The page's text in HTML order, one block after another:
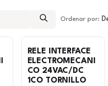
Ordenar por:
RELE INTERFACE
ELECTROMECANI
CO 24VAC/DC
1CO TORNILLO